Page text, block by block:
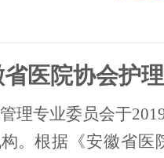
医院协会护
理专业委员会于
。 根据《安徽省医